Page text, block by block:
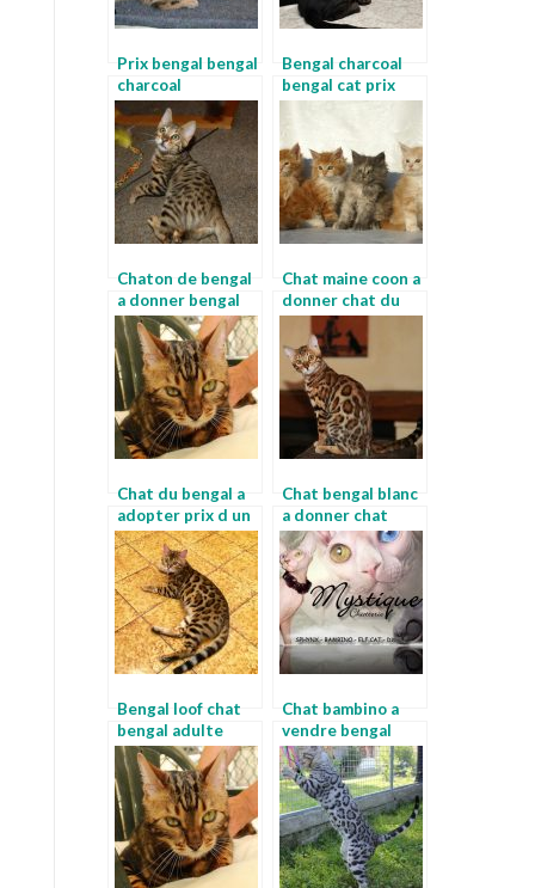
Prix bengal bengal
charcoal
Bengal charcoal
bengal cat prix
Chaton de bengal
a donner bengal
brown spotted
Chat maine coon a
donner chat du
bengal adulte
Chat du bengal a
adopter prix d un
bengal
Chat bengal blanc
a donner chat
bengal gris
Bengal loof chat
bengal adulte
Chat bambino a
vendre bengal
spotted